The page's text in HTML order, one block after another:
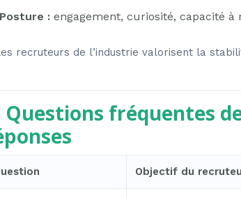
Posture : engagement, curiosité, capacité à
recruteurs de l’industrie valorisent la
Questions fréquentes
Objectif du